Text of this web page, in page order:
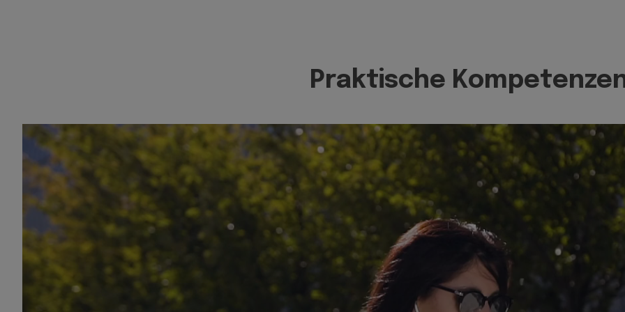
Praktische